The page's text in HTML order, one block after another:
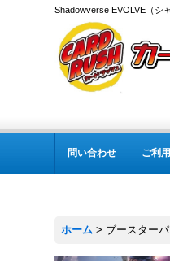
Shadowverse EVOLVE（
問い合わせ ご利
ホーム > ブースター